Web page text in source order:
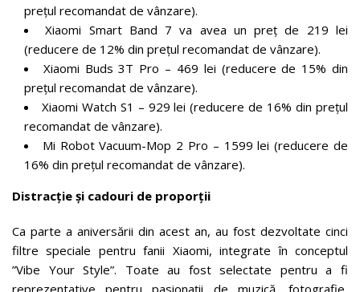
prețul recomandat de vânzare).
Xiaomi Smart Band 7 va avea un preț de 219 lei
(reducere de 12% din prețul recomandat de vânzare).
Xiaomi Buds 3T Pro – 469 lei (reducere de 15% din
prețul recomandat de vânzare).
Xiaomi Watch S1 – 929 lei (reducere de 16% din prețul
recomandat de vânzare).
Mi Robot Vacuum-Mop 2 Pro – 1599 lei (reducere de
16% din prețul recomandat de vânzare).
Distracție și cadouri de proporții
Ca parte a aniversării din acest an, au fost dezvoltate cinci
filtre speciale pentru fanii Xiaomi, integrate în conceptul
”Vibe Your Style”. Toate au fost selectate pentru a fi
reprezentative pentru pasionații de muzică, fotografie,